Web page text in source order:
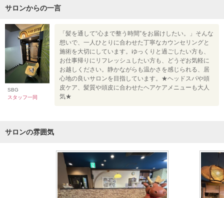
サロンからの一言
SBG
スタッフ一同
「髪を通して“心まで整う時間”をお届けしたい。」そんな
想いで、一人ひとりに合わせた丁寧なカウンセリングと
施術を大切にしています。ゆっくりと過ごしたい方も、
お仕事帰りにリフレッシュしたい方も、どうぞお気軽に
お越しください。静かながらも温かさを感じられる、居
心地の良いサロンを目指しています。★ヘッドスパや頭
皮ケア、髪質や頭皮に合わせたヘアケアメニューも大人
気★
サロンの雰囲気